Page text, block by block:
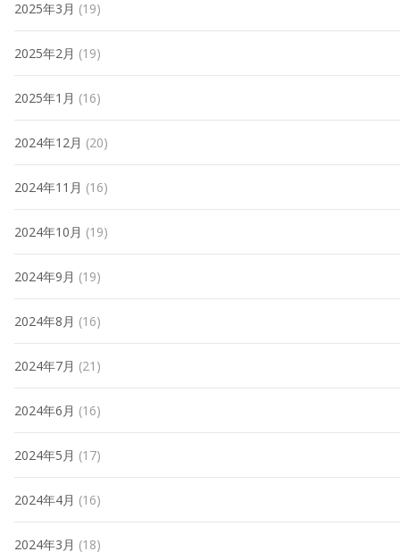
2025年3月 (19)
2025年2月 (19)
2025年1月 (16)
2024年12月 (20)
2024年11月 (16)
2024年10月 (19)
2024年9月 (19)
2024年8月 (16)
2024年7月 (21)
2024年6月 (16)
2024年5月 (17)
2024年4月 (16)
2024年3月 (18)